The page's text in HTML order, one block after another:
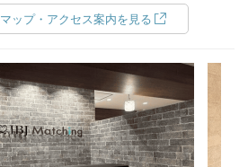
マップ・アクセス案内を見る